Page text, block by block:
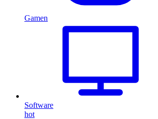
Gamen
Software
hot